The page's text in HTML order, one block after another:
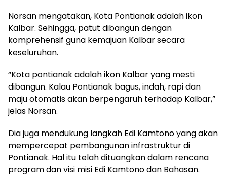
Norsan mengatakan, Kota Pontianak adalah ikon
Kalbar. Sehingga, patut dibangun dengan
komprehensif guna kemajuan Kalbar secara
keseluruhan.
“Kota pontianak adalah ikon Kalbar yang mesti
dibangun. Kalau Pontianak bagus, indah, rapi dan
maju otomatis akan berpengaruh terhadap Kalbar,”
jelas Norsan.
Dia juga mendukung langkah Edi Kamtono yang akan
mempercepat pembangunan infrastruktur di
Pontianak. Hal itu telah dituangkan dalam rencana
program dan visi misi Edi Kamtono dan Bahasan.